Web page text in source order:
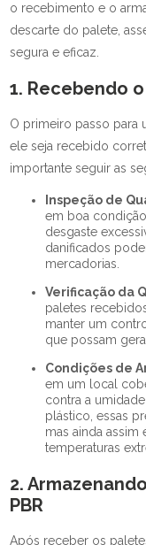
o recebimento e o
descarte do palete,
segura e eficaz.
1. Recebendo
O primeiro passo para
ele seja recebido
importante seguir as
Inspeção de
em boa
desgaste
danificados
mercadorias.
Verificação da
paletes
manter um
que possam
Condições de
em um local
contra a
plástico, essas
mas ainda assim
temperaturas
2.
PBR
Após receber os